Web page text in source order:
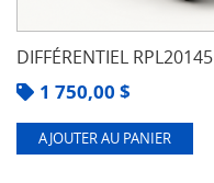
DIFFÉRENTIEL RPL20145
1 750,00 $
AJOUTER AU PANIER